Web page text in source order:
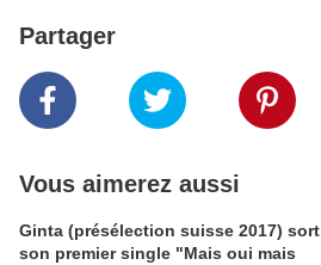
Partager
Vous aimerez aussi
Ginta (présélection suisse 2017) sort
son premier single "Mais oui mais